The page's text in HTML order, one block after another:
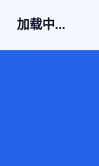
加载中...